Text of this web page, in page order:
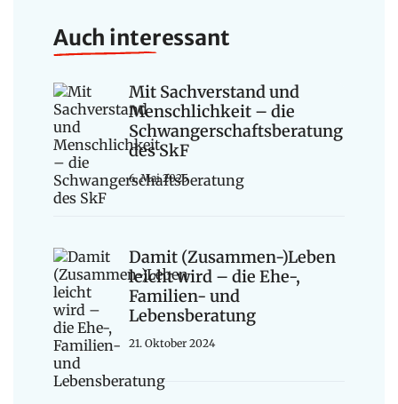
Auch interessant
Mit Sachverstand und
Menschlichkeit – die
Schwangerschaftsberatung
des SkF
6. Mai 2025
Damit (Zusammen-)Leben
leicht wird – die Ehe-,
Familien- und
Lebensberatung
21. Oktober 2024